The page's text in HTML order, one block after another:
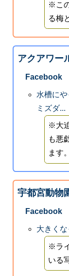
※こ
る梅
アクアワー
Facebook
水槽に
ミズダ...
※大
も悪
ます。
宇都宮動物
Facebook
大きく
※ラ
いる